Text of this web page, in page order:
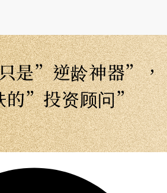
是”逆龄神器”，
的”投资顾问”